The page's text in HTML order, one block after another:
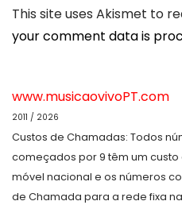
This site uses Akismet to
your comment data is
www.musicaovivoPT.com
2011 / 2026
Custos de Chamadas: Todos
começados por 9 têm um
móvel nacional e os números
de Chamada para a rede fixa